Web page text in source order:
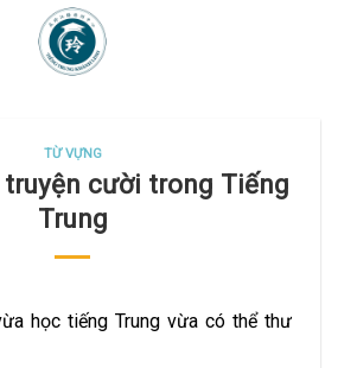
TỪ VỰNG
cười trong Tiếng
Trung
học tiếng Trung vừa có thể thư